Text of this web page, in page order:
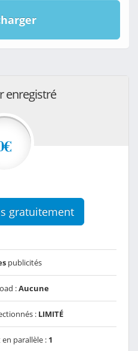
enregistré
gratuitement
publicités
:Aucune
: LIMITÉ
parallèle : 1